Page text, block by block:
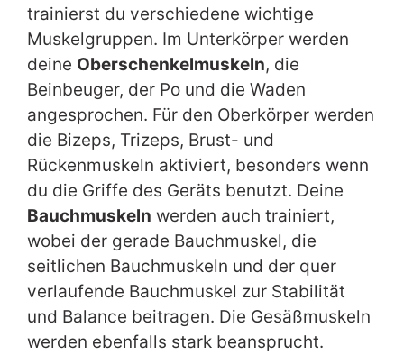
trainierst du verschiedene wichtige
Muskelgruppen. Im Unterkörper werden
deine Oberschenkelmuskeln, die
Beinbeuger, der Po und die Waden
angesprochen. Für den Oberkörper werden
die Bizeps, Trizeps, Brust- und
Rückenmuskeln aktiviert, besonders wenn
du die Griffe des Geräts benutzt. Deine
Bauchmuskeln werden auch trainiert,
wobei der gerade Bauchmuskel, die
seitlichen Bauchmuskeln und der quer
verlaufende Bauchmuskel zur Stabilität
und Balance beitragen. Die Gesäßmuskeln
werden ebenfalls stark beansprucht.